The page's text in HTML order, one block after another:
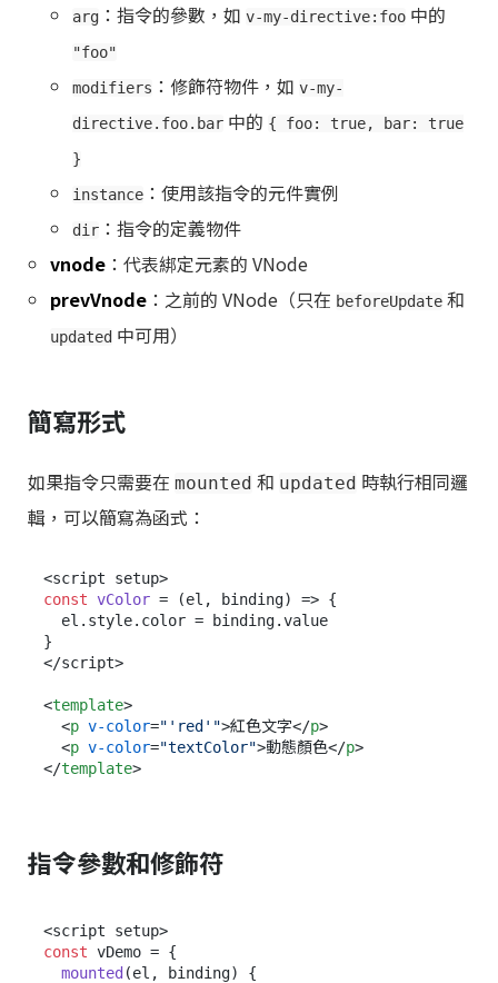
arg ：指令的參數，如 v-my-directive:foo 中的
"foo"
modifiers ：修飾符物件，如 v-my-
directive.foo.bar 中的 { foo: true, bar: true
}
instance ：使用該指令的元件實例
dir ：指令的定義物件
vnode ：代表綁定元素的 VNode
prevVnode ：之前的 VNode（只在 beforeUpdate 和
updated 中可用）
簡寫形式
如果指令只需要在 mounted 和 updated 時執行相同邏
輯，可以簡寫為函式：
const vColor = (el, binding) => {
  el.
style. color = binding.value
}
</script>
<template>
<p v-color="'red'">紅色文字</p>
<p v-color="textColor">動態顏色</p>
</template>
指令參數和修飾符
const vDemo = {
mounted (el, binding) {